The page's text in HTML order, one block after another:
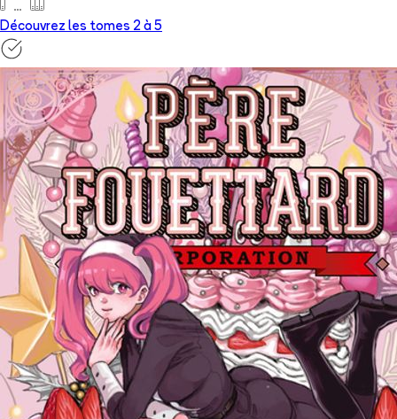
Découvrez les tomes 2 à 5